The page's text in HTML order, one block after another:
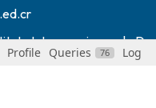
Interamericano de
Profile Queries 76 Log